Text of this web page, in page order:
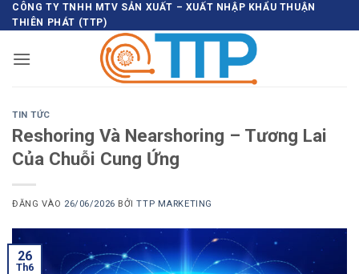
Bỏ
qua
dung
CÔNG TY TNHH MTV SẢN XUẤT – XUẤT NHẬP KHẨU THUẬN
THIÊN PHÁT (TTP)
TIN TỨC
Reshoring Và Nearshoring – Tương Lai
Của Chuỗi Cung Ứng
ĐĂNG VÀO 26/06/2026 BỞITTP MARKETING
26
Th6